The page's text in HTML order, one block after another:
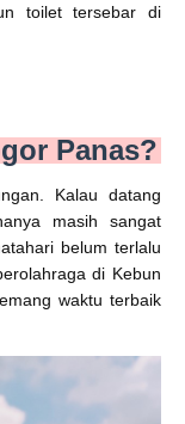
toilet tersebar di
Panas?
Kalau datang
masih sangat
belum terlalu
di Kebun
waktu terbaik